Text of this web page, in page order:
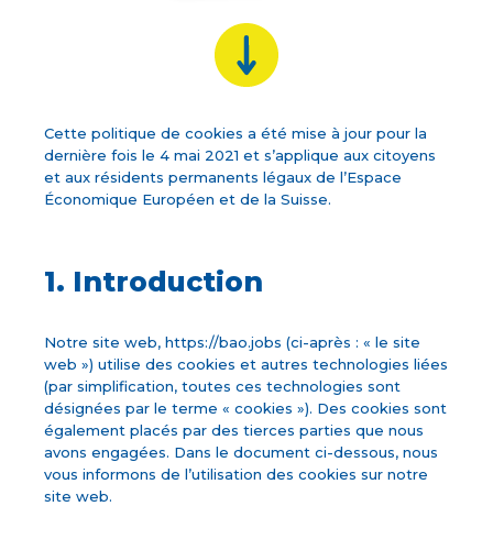
Cette politique de cookies a été mise à jour pour la
dernière fois le 4 mai 2021 et s’applique aux citoyens
et aux résidents permanents légaux de l’Espace
Économique Européen et de la Suisse.
1. Introduction
Notre site web, https://bao.jobs (ci-après : « le site
web ») utilise des cookies et autres technologies liées
(par simplification, toutes ces technologies sont
désignées par le terme « cookies »). Des cookies sont
également placés par des tierces parties que nous
avons engagées. Dans le document ci-dessous, nous
vous informons de l’utilisation des cookies sur notre
site web.